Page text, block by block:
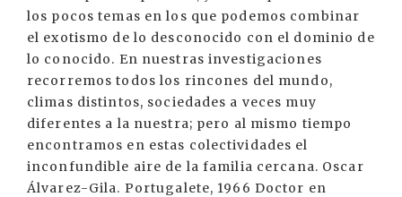
los pocos temas en los que podemos combinar
el exotismo de lo desconocido con el dominio de
lo conocido. En nuestras investigaciones
recorremos todos los rincones del mundo,
climas distintos, sociedades a veces muy
diferentes a la nuestra; pero al mismo tiempo
encontramos en estas colectividades el
inconfundible aire de la familia cercana. Oscar
Álvarez-Gila. Portugalete, 1966 Doctor en